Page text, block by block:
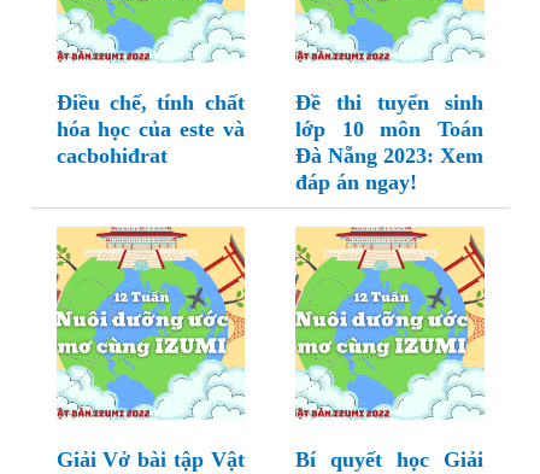
Điều chế, tính chất
hóa học của este và
cacbohiđrat
Đề thi tuyển sinh
lớp 10 môn Toán
Đà Nẵng 2023: Xem
đáp án ngay!
Giải Vở bài tập Vật Bí quyết học Giải